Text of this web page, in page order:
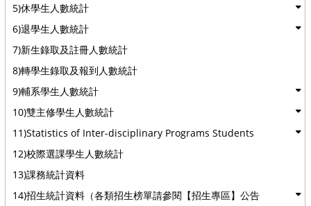
5)休學生人數統計
6)退學生人數統計
7)新生錄取及註冊人數統計
8)轉學生錄取及報到人數統計
9)輔系學生人數統計
10)雙主修學生人數統計
11)Statistics of Inter-disciplinary Programs Students
12)校際選課學生人數統計
13)課務統計資料
14)招生統計資料（各類招生榜單請參閱【招生專區】公告